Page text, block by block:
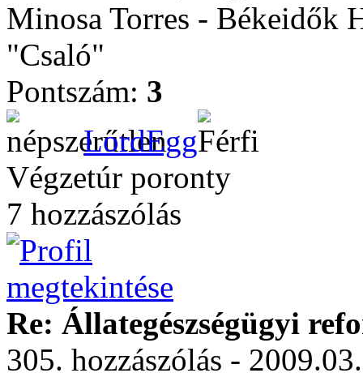
Minosa Torres - Békeidők
"Csaló"
Pontszám: 3
LordEgg
Végzetúr poronty
7 hozzászólás
Re: Állategészségügyi
305. hozzászólás -